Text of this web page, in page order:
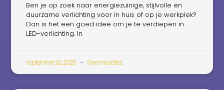
Ben je op zoek naar energiezuinige, stijlvolle en
duurzame verlichting voor in huis of op je werkplek?
Dan is het een goed idee om je te verdiepen in
LED-verlichting. In
september 26, 2025 Geen reacties